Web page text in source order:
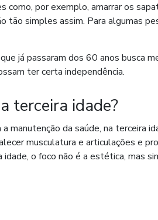
como, por exemplo, amarrar os
tão simples assim. Para algumas
já passaram dos 60 anos busca
ter certa independência.
terceira idade?
manutenção da saúde, na terceira
musculatura e articulações e
o foco não é a estética, mas